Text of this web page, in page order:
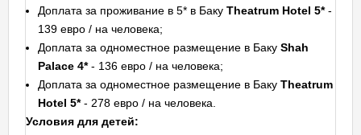
Доплата за проживание в 5* в Баку Theatrum Hotel 5*-
139 евро / на человека;
Доплата за одноместное размещение в Баку Shah
Palace 4*- 136 евро / на человека;
Доплата за одноместное размещение в Баку Theatrum
Hotel 5*- 278 евро / на человека.
Условия для детей: